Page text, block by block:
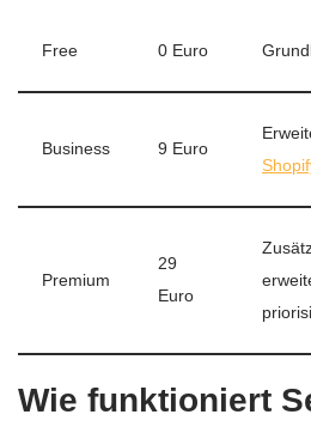
Free 0 Euro
Business 9 Euro
Premium
29
Euro
Wie funktioniert